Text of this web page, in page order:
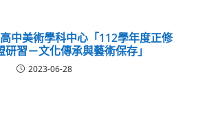
中美術學科中心「112學年度正修
習－文化傳承與藝術保存」
2023-06-28